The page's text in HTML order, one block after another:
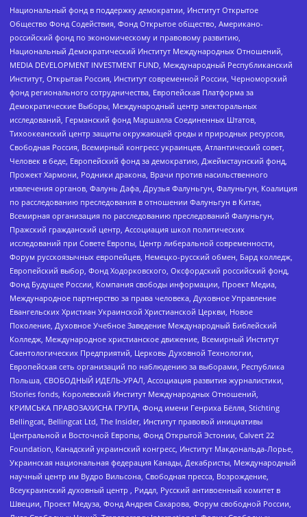
Национальный фонд в поддержку демократии, Институт Открытое
Общество Фонд Содействия, Фонд Открытое общество, Американо-
российский фонд по экономическому и правовому развитию,
Национальный Демократический Институт Международных Отношений,
MEDIA DEVELOPMENT INVESTMENT FUND, Международный Республиканский
Институт, Открытая Россия, Институт современной России, Черноморский
фонд регионального сотрудничества, Европейская Платформа за
Демократические Выборы, Международный центр электоральных
исследований, Германский фонд Маршалла Соединенных Штатов,
Тихоокеанский центр защиты окружающей среды и природных ресурсов,
Свободная Россия, Всемирный конгресс украинцев, Атлантический совет,
Человек в беде, Европейский фонд за демократию, Джеймстаунский фонд,
Прожект Хармони, Родники дракона, Врачи против насильственного
извлечения органов, Фалунь Дафа, Друзья Фалуньгун, Фалуньгун, Коалиция
по расследованию преследования в отношении Фалуньгун в Китае,
Всемирная организация по расследованию преследований Фалуньгун,
Пражский гражданский центр, Ассоциация школ политических
исследований при Совете Европы, Центр либеральной современности,
Форум русскоязычных европейцев, Немецко-русский обмен, Бард колледж,
Европейский выбор, Фонд Ходорковского, Оксфордский российский фонд,
Фонд Будущее России, Компания свободы информации, Проект Медиа,
Международное партнерство за права человека, Духовное Управление
Евангельских Христиан Украинской Христианской Церкви, Новое
Поколение, Духовное Учебное Заведение Международный Библейский
Колледж, Международное христианское движение, Всемирный Институт
Саентологических Предприятий, Церковь Духовной Технологии,
Европейская сеть организаций по наблюдению за выборами, Республика
Польша, СВОБОДНЫЙ ИДЕЛЬ-УРАЛ, Ассоциация развития журналистики,
IStories fonds, Королевский Институт Международных Отношений,
КРИМСЬКА ПРАВОЗАХИСНА ГРУПА, Фонд имени Генриха Бёлля, Stichting
Bellingcat, Bellingcat Ltd, The Insider, Институт правовой инициативы
Центральной и Восточной Европы, Фонд Открытой Эстонии, Calvert 22
Foundation, Канадский украинский конгресс, Институт Макдональда-Лорье,
Украинская национальная федерация Канады, Декабристы, Международный
научный центр им Вудро Вильсона, Свободная пресса, Возрождение,
Всеукраинский духовный центр , Риддл, Русский антивоенный комитет в
Швеции, Проект Медуза, Фонд Андрея Сахарова, Форум свободной России,